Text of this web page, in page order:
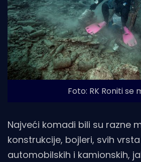
Foto: RK Roniti se
Najveći komadi bili su razne
konstrukcije, bojleri, svih
automobilskih i kamionskih,